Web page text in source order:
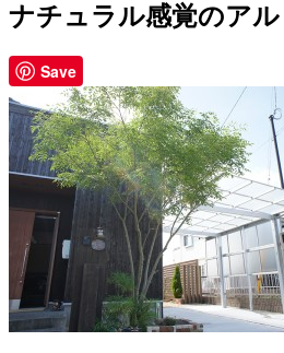
ナチュラル感覚のア
Save